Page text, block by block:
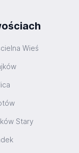
Wieś
Stary